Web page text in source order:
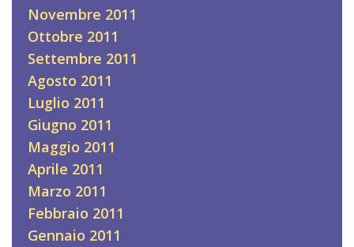
Novembre 2011
Ottobre 2011
Settembre 2011
Agosto 2011
Luglio 2011
Giugno 2011
Maggio 2011
Aprile 2011
Marzo 2011
Febbraio 2011
Gennaio 2011